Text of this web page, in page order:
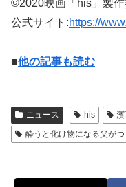
©2020映画「his」製
公式サイト:https://
■他の記事も読む
ニュース his
酔うと化け物になる父が